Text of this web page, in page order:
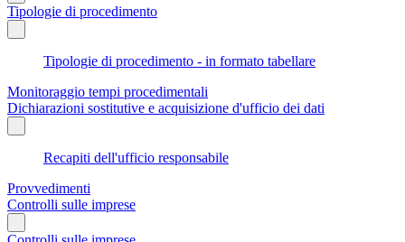
Tipologie di procedimento
Tipologie di procedimento - in formato tabellare
Monitoraggio tempi procedimentali
Dichiarazioni sostitutive e acquisizione d'ufficio dei dati
Recapiti dell'ufficio responsabile
Provvedimenti
Controlli sulle imprese